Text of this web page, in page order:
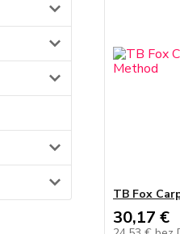
TB Fox
30,17 €